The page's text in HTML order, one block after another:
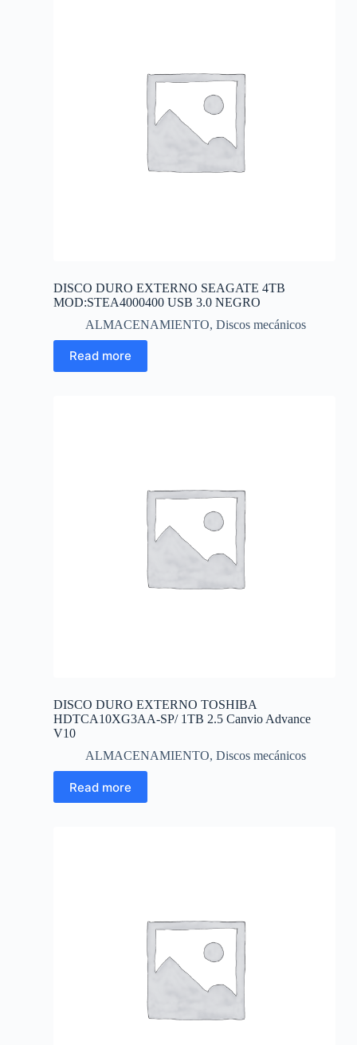
DISCO DURO EXTERNO SEAGATE 4TB
MOD:STEA4000400 USB 3.0 NEGRO
ALMACENAMIENTO, Discos mecánicos
Read more
DISCO DURO EXTERNO TOSHIBA
HDTCA10XG3AA-SP/ 1TB 2.5 Canvio Advance
V10
ALMACENAMIENTO, Discos mecánicos
Read more